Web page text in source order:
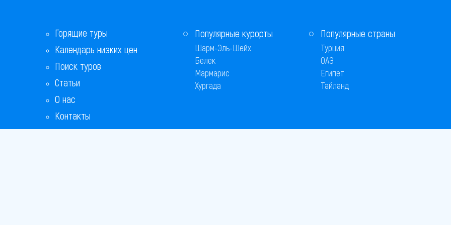
Горящие туры
Календарь низких цен
Поиск туров
Статьи
О нас
Контакты
Популярные курорты
Шарм-Эль-Шейх
Белек
Мармарис
Хургада
Популярные страны
Турция
ОАЭ
Египет
Тайланд